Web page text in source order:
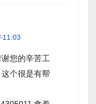
11:03
您的辛苦工
个很是有帮